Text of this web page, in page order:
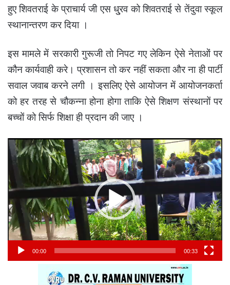
हुए शिवतराई के प्राचार्य जी एस धु्रव को शिवतराई से तेंदुवा स्कूल
स्थानान्तरण कर दिया ।
इस मामले में सरकारी गुरूजी तो निपट गए लेकिन ऐसे नेताओं पर
कौन कार्यवाही करे। प्रशासन तो कर नहीं सकता और ना ही पार्टी
सवाल जवाब करने लगी । इसलिए ऐसे आयोजन में आयोजनकर्ता
को हर तरह से चौकन्ना होना होगा ताकि ऐसे शिक्षण संस्थानों पर
बच्चों को सिर्फ शिक्षा ही प्रदान की जाए ।
Video
Player
00:00 00:33